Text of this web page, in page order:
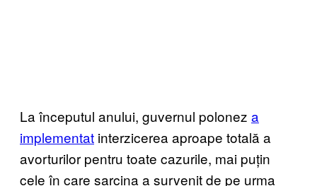
La începutul anului, guvernul polonez a
implementat interzicerea aproape totală a
avorturilor pentru toate cazurile, mai puțin
cele în care sarcina a survenit de pe urma